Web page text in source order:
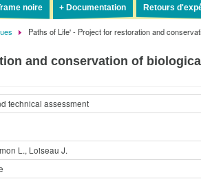
noire Documentation Retours
Paths of Life' - Project for restoration and
and conservation of
technical assessment
L., Loiseau J.